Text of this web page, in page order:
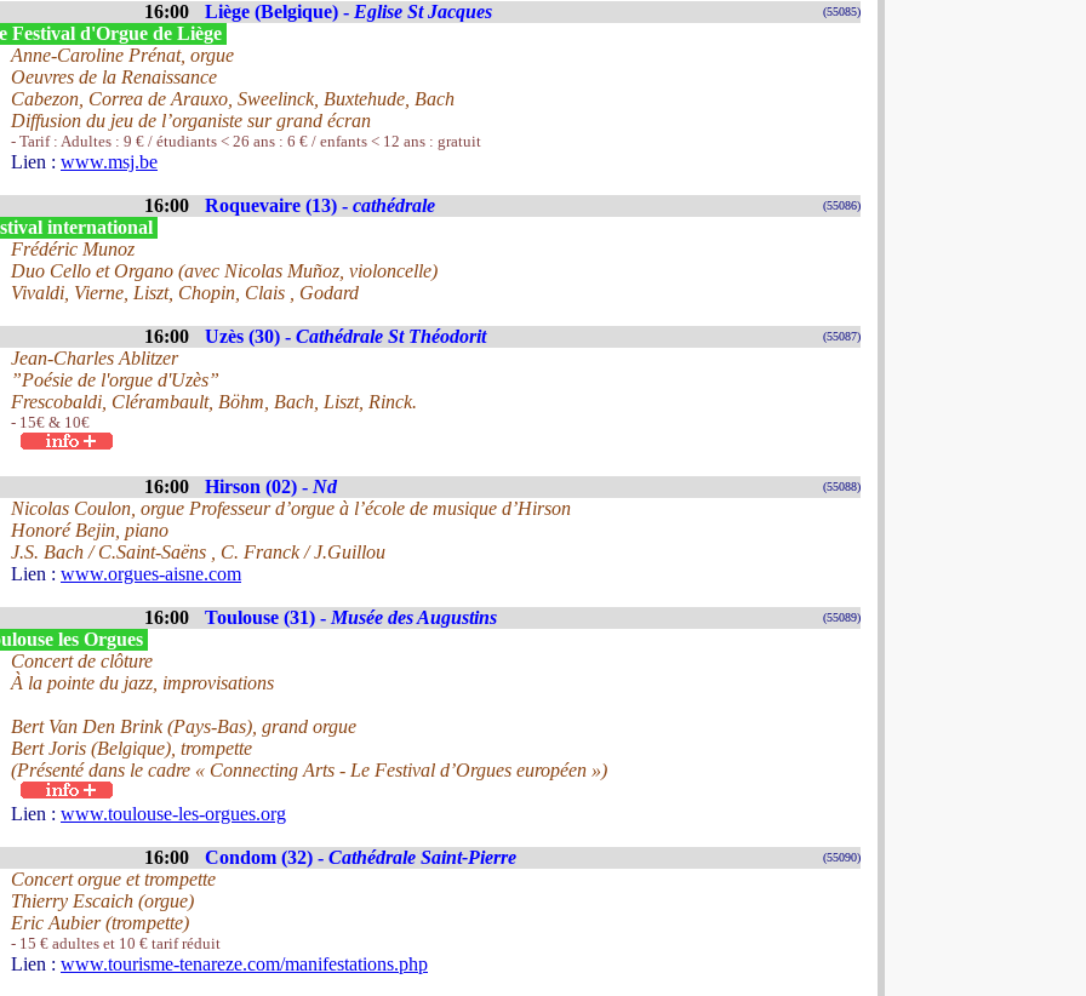
16:00 Liège (Belgique) - Eglise St Jacques (55085)
Festival d'Orgue de Liège
Anne-Caroline Prénat, orgue
Oeuvres de la Renaissance
Cabezon, Correa de Arauxo, Sweelinck, Buxtehude, Bach
Diffusion du jeu de l’organiste sur grand écran
- Tarif : Adultes : 9 € / étudiants < 26 ans : 6 € / enfants < 12 ans : gratuit
Lien : www.msj.be
16:00 Roquevaire (13) - cathédrale (55086)
international
Frédéric Munoz
Duo Cello et Organo (avec Nicolas Muñoz, violoncelle)
Vivaldi, Vierne, Liszt, Chopin, Clais , Godard
16:00 Uzès (30) - Cathédrale St Théodorit (55087)
Jean-Charles Ablitzer
”Poésie de l'orgue d'Uzès”
Frescobaldi, Clérambault, Böhm, Bach, Liszt, Rinck.
- 15€ & 10€
16:00 Hirson (02) - Nd (55088)
Nicolas Coulon, orgue Professeur d’orgue à l’école de musique d’Hirson
Honoré Bejin, piano
J.S. Bach / C.Saint-Saëns , C. Franck / J.Guillou
Lien : www.orgues-aisne.com
16:00 Toulouse (31) - Musée des Augustins (55089)
les Orgues
Concert de clôture
À la pointe du jazz, improvisations
Bert Van Den Brink (Pays-Bas), grand orgue
Bert Joris (Belgique), trompette
(Présenté dans le cadre « Connecting Arts - Le Festival d’Orgues européen »)
Lien : www.toulouse-les-orgues.org
16:00 Condom (32) - Cathédrale Saint-Pierre (55090)
Concert orgue et trompette
Thierry Escaich (orgue)
Eric Aubier (trompette)
- 15 € adultes et 10 € tarif réduit
Lien : www.tourisme-tenareze.com/manifestations.php